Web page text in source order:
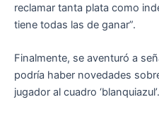
reclamar tanta plata como
tiene todas las de ganar”.
Finalmente, se aventuró a
podría haber novedades
jugador al cuadro ‘blanquiazul’.